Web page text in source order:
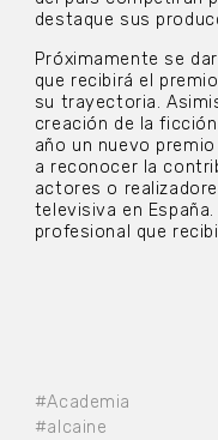
#Academia
#alcaine
destaque sus
Próximamente se
que recibirá el
su trayectoria.
creación de la ficción
año un nuevo
a reconocer la
actores o
televisiva en
profesional que